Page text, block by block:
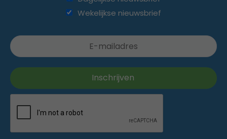
Wekelijkse nieuwsbrief